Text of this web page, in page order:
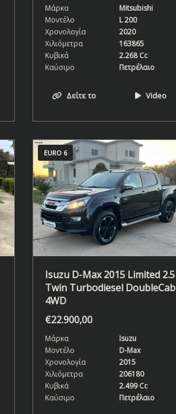
Μάρκα
Mitsubishi
Μοντέλο
L 200
Χρονολογία
2020
Χιλιόμετρα
163865
Κυβικά
2.268 Cc
Καύσιμο
Πετρέλαιο
Δείτε το Video
EURO 6
Isuzu D-Max 2015 Limited 2.5
Twin Turbodiesel DoubleCab
4WD
€22.900,00
Μάρκα
Isuzu
Μοντέλο
D-Max
Χρονολογία
2015
Χιλιόμετρα
206180
Κυβικά
2.499 Cc
Καύσιμο
Πετρέλαιο